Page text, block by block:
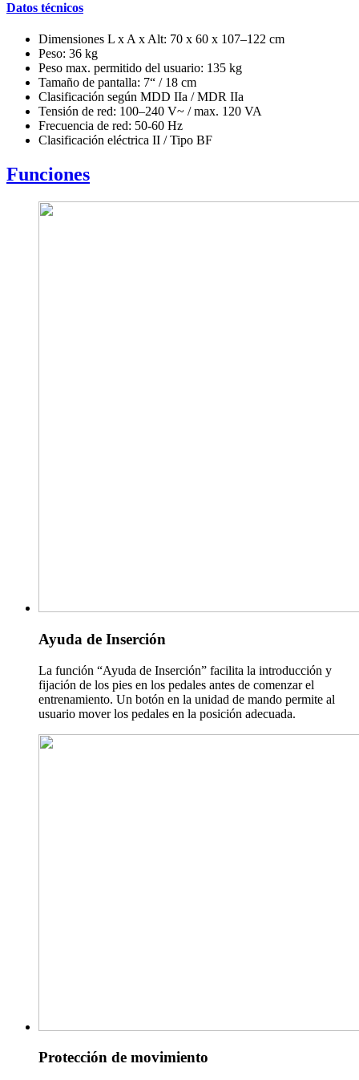
Datos técnicos
Dimensiones L x A x Alt: 70 x 60 x 107–122 cm
Peso: 36 kg
Peso max. permitido del usuario: 135 kg
Tamaño de pantalla: 7“ / 18 cm
Clasificación según MDD IIa / MDR IIa
Tensión de red: 100–240 V~ / max. 120 VA
Frecuencia de red: 50-60 Hz
Clasificación eléctrica II / Tipo BF
Funciones
Ayuda de Inserción
La función “Ayuda de Inserción” facilita la introducción y
fijación de los pies en los pedales antes de comenzar el
entrenamiento. Un botón en la unidad de mando permite al
usuario mover los pedales en la posición adecuada.
Protección de movimiento